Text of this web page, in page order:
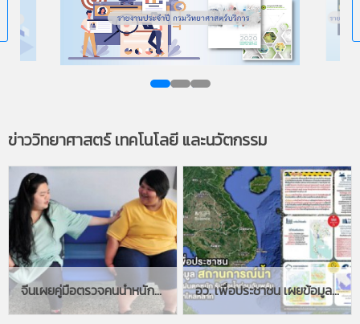
ข่าววิทยาศาสตร์เทคโนโลยี และนวัตกรรม
จีนเผยคู่มือตรวจคนน้ำหนักตัวเกิน ตั้งเป้าแก้วิกฤตโรคอ้วน อว. เพื่อประชาชน เผยข้อมูลสถานการณ์น้ำ เฝ้าระวังฝนตกหนัก เพื่อรับมือน้ำท่วมฉับพลันและน้ำป่าไหลหลาก